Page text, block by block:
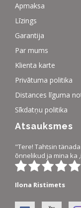
Apmaksa
Līzings
Garantija
Par mums
Klienta karte
Privātuma politika
Distances līguma
Sīkdatņu politika
Atsauksmes
"Tere! Tahtsin
õnnelikud ja mina ka
Ilona Ristimets